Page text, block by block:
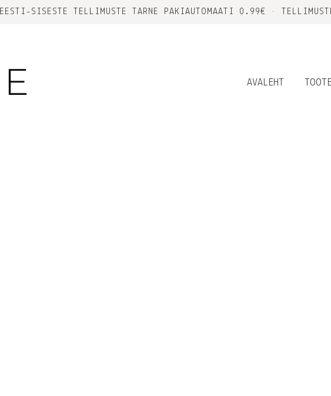
EESTI-SISESTE TELLIMUSTE TARNE PAKIAUTOMAATI 0.99€ •
AVALEHT